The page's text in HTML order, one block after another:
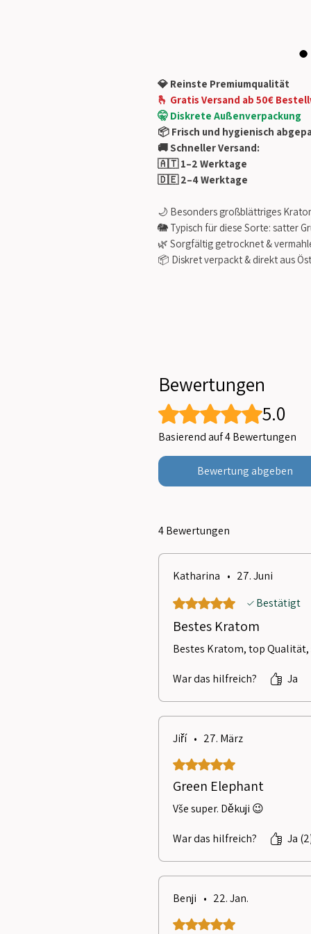
💎 Reinste Premiumqualität
🫰 Gratis Versand ab 50€
🤫 Diskrete Außenverpackung
📦 Frisch und hygienisch
🚚 Schneller Versand:
🇦🇹 1–2 Werktage
🇩🇪 2–4 Werktage
🌙 Besonders großblättriges
🐘 Typisch für diese Sorte: satter
🌿 Sorgfältig getrocknet &
📦 Diskret verpackt & direkt aus
Bewertungen
Mit 5 von 5 Sternen bewertet.
5.0
Basierend auf 4 Bewertungen
Bewertung abgeben
4 Bewertungen
Katharina • 27. Juni
Mit 5 von 5 Sternen bewertet.
Bestätigt
Bestes Kratom
Bestes Kratom, top
War das hilfreich? Ja
Jiří • 27. März
Mit 5 von 5 Sternen bewertet.
Green Elephant
Vše super. Děkuji 😉
War das hilfreich? Ja
Benji • 22. Jan.
Mit 5 von 5 Sternen bewertet.